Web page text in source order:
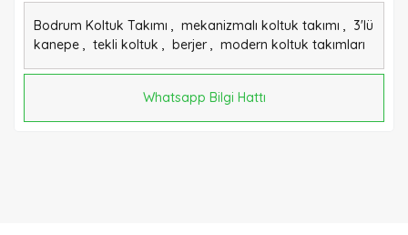
Bodrum Koltuk Takımı , mekanizmalı koltuk takımı , 3'lü
kanepe , tekli koltuk , berjer, modern koltuk takımları
Whatsapp Bilgi Hattı